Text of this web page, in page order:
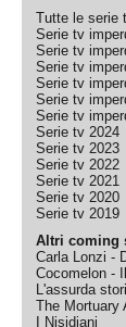
Tutte le serie
Serie tv
Serie tv
Serie tv
Serie tv
Serie tv
Serie tv
Serie tv 2024
Serie tv 2023
Serie tv 2022
Serie tv 2021
Serie tv 2020
Serie tv 2019
Altri coming
Carla Lonzi -
Cocomelon -
L'assurda
The Mortuary
I Nisidiani